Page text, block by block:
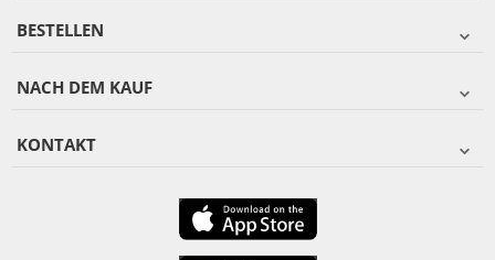
BESTELLEN
NACH DEM KAUF
KONTAKT